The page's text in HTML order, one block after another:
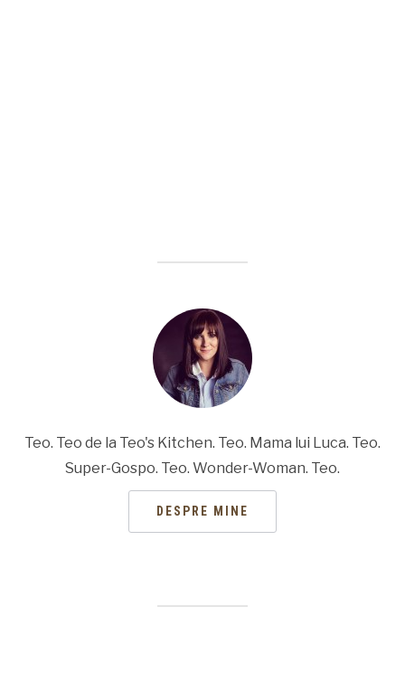
Teo. Teo de la Teo's Kitchen. Teo. Mama lui Luca. Teo.
Super-Gospo. Teo. Wonder-Woman. Teo.
DESPRE MINE